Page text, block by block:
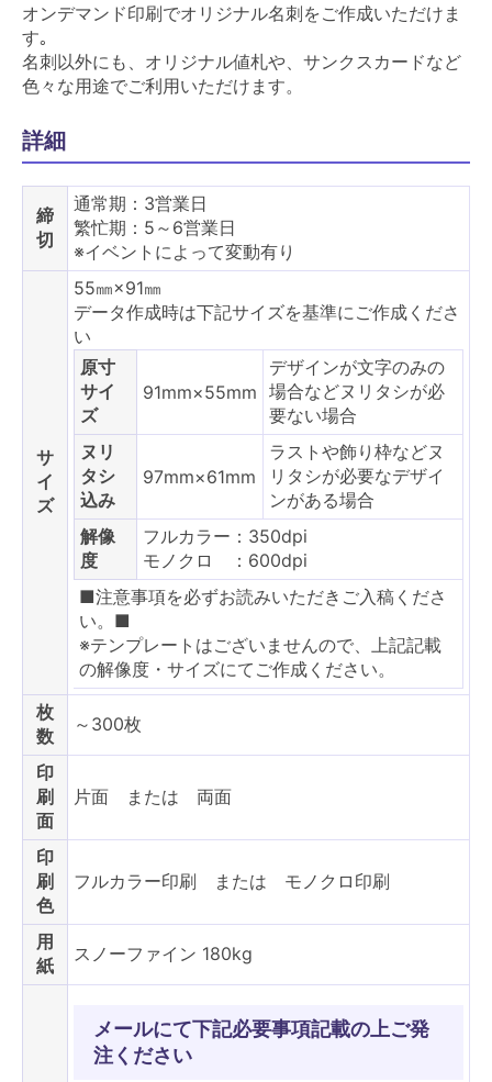
オンデマンド印刷でオリジナル名刺をご作成いただけま
す｡
名刺以外にも、オリジナル値札や、サンクスカードなど
色々な用途でご利用いただけます。
詳細
締
切
通常期：3営業日
繁忙期：5～6営業日
※イベントによって変動有り
サ
イ
ズ
55㎜×91㎜
データ作成時は下記サイズを基準にご作成くださ
い
原寸
サイ
ズ
91mm×55mm
デザインが文字のみの
場合などヌリタシが必
要ない場合
ヌリ
タシ
込み
97mm×61mm
ラストや飾り枠などヌ
リタシが必要なデザイ
ンがある場合
解像
度
フルカラー：350dpi
モノクロ ：600dpi
■注意事項を必ずお読みいただきご入稿くださ
い。■
※テンプレートはございませんので、上記記載
の解像度・サイズにてご作成ください。
枚
数
～300枚
印
刷
面
片面 または 両面
印
刷
色
フルカラー印刷 または モノクロ印刷
用
紙
スノーファイン 180kg
メールにて下記必要事項記載の上ご発
注ください